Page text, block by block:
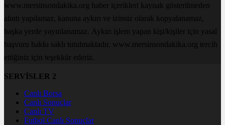
www.mersinsondakika.org haber içerikleri kaynak gösterilmeden
alıntı yapılamaz, kanuna aykırı ve izinsiz olarak kopyalanamaz,
başka yerde yayınlanamaz. Aykırı işlem yapan kişi/kişiler için yasal
başvuru hakkı saklı tutulmaktadır. www.mersinsondakika.org tercih
ettiğiniz için teşekkür ederiz.
SERVİSLER 2
Canlı Borsa
Canlı Sonuçlar
Canlı TV
Futbol Canlı Sonuçlar